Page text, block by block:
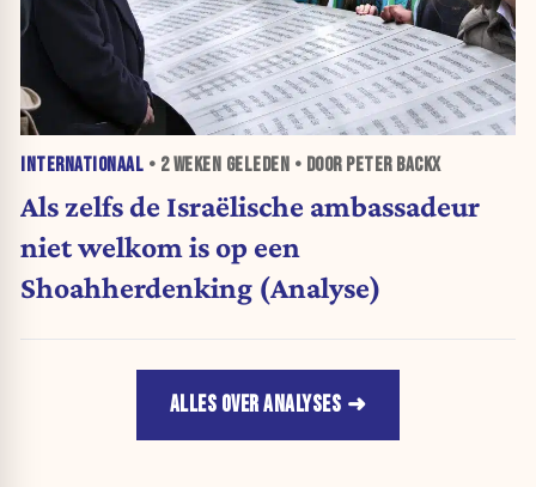
INTERNATIONAAL • 2 WEKEN GELEDEN • DOOR PETER BACKX
Als zelfs de Israëlische ambassadeur
niet welkom is op een
Shoahherdenking (Analyse)
ALLES OVER ANALYSES